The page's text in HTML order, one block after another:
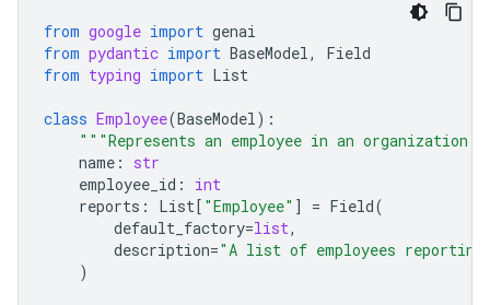
from google import genai
from pydantic import BaseModel,
Field
from typing import List
class Employee(BaseModel):
"""Represents an employee in an
name :
str
employee_id :
int
reports : List[ "Employee" ] = Field(
default_factory=list,
description="A list of employees
)